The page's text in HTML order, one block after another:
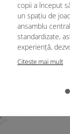
copii a început
un spațiu de
ansamblu
standardizate,
experiență,
Citeste mai mult